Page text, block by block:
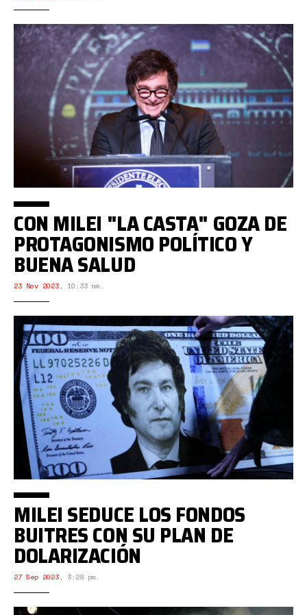
CON MILEI "LA CASTA" GOZA DE
PROTAGONISMO POLÍTICO Y
BUENA SALUD
23 Nov 2023, 10:33 am.
MILEI SEDUCE LOS FONDOS
BUITRES CON SU PLAN DE
DOLARIZACIÓN
27 Sep 2023, 3:28 pm.